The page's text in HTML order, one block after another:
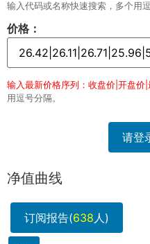
输入代码或名称快速搜索，多个用
价格：
输入最新价格序列：收盘价|开盘
用逗号分隔。
请登
净值曲线
订阅报告(638人)